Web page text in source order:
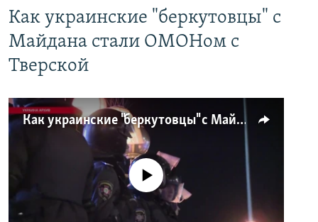
Как украинские "беркутовцы" с
Майдана стали ОМОНом с
Тверской
Как украинские "беркутовцы" с Майдана стали ОМОНом с Тверской
No media source currently available